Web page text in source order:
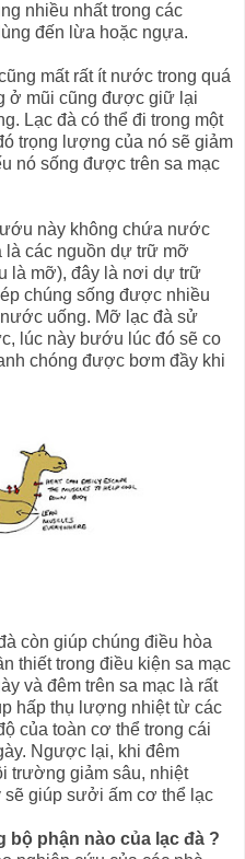
nhiều nhất trong các
đến lừa hoặc ngựa.
mất rất ít nước trong quá
ở mũi cũng được giữ lại
Lạc đà có thể đi trong một
trọng lượng của nó sẽ giảm
nó sống được trên sa mạc
này không chứa nước
các nguồn dự trữ mỡ
là mỡ), đây là nơi dự trữ
chúng sống được nhiều
uống. Mỡ lạc đà sử
lúc này bướu lúc đó sẽ co
chóng được bơm đầy khi
còn giúp chúng điều hòa
thiết trong điều kiện sa mạc
và đêm trên sa mạc là rất
hấp thụ lượng nhiệt từ các
của toàn cơ thể trong cái
Ngược lại, khi đêm
trường giảm sâu, nhiệt
sẽ giúp sưởi ấm cơ thể lạc
phận nào của lạc đà ?